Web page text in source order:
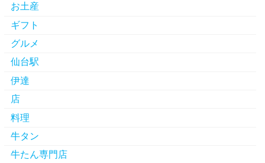
お土産
ギフト
グルメ
仙台駅
伊達
店
料理
牛タン
牛たん専門店